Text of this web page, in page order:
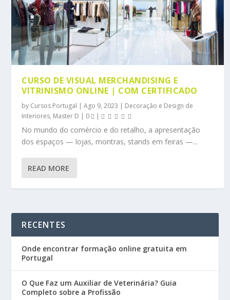
CURSO DE VISUAL MERCHANDISING E
VITRINISMO ONLINE | COM CERTIFICADO
by Cursos Portugal |Ago 9, 2023 | Decoração e Design de
Interiores, Master D | 0 |
No mundo do comércio e do retalho, a apresentação
dos espaços — lojas, montras, stands em feiras —...
READ MORE
RECENTES
Onde encontrar formação online gratuita em
Portugal
O Que Faz um Auxiliar de Veterinária? Guia
Completo sobre a Profissão